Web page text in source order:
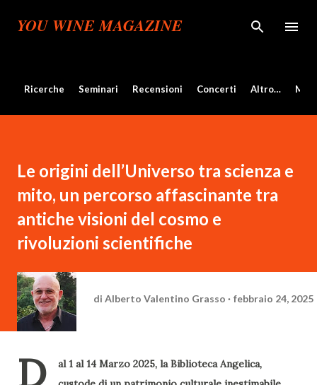
Passa ai contenuti principali
YOU WINE MAGAZINE
Ricerche Seminari Recensioni Concerti Altro…
Le origini dell’Universo tra scienza e
mito, un percorso affascinante tra
antiche visioni del cosmo e
rivoluzioni scientifiche
di Alberto Valentino Grasso febbraio 24, 2025
D
al 1 al 14 Marzo 2025, la Biblioteca Angelica,